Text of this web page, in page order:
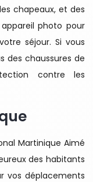
chapeaux, et des
photo pour
séjour. Si vous
des chaussures de
contre les
Martinique Aimé
des habitants
vos déplacements